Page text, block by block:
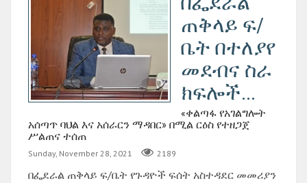
ጠቅላይ ፍ/
ቤት በተለያየ
መደብና ስራ
ክፍሎች...
«ቀልጣፋ የአገልግሎት
አሰጣጥ ባህል እና አሰራርን ማዳበር» በሚል ርዕስ የተዘጋጀ
ሥልጠና ተሰጠ
Sunday, November 28, 2021 2189
በፌደራል ጠቅላይ ፍ/ቤት የጉዳዮች ፍሰት አስተዳደር መመሪያን